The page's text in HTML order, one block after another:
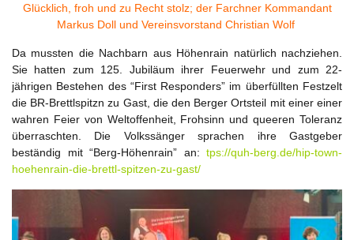
Glücklich, froh und zu Recht stolz; der Farchner Kommandant
Markus Doll und Vereinsvorstand Christian Wolf
Da mussten die Nachbarn aus Höhenrain natürlich nachziehen.
Sie hatten zum 125. Jubiläum ihrer Feuerwehr und zum 22-
jährigen Bestehen des “First Responders” im überfüllten Festzelt
die BR-Brettlspitzn zu Gast, die den Berger Ortsteil mit einer einer
wahren Feier von Weltoffenheit, Frohsinn und queeren Toleranz
überraschten. Die Volkssänger sprachen ihre Gastgeber
beständig mit “Berg-Höhenrain” an: tps://quh-berg.de/hip-town-
hoehenrain-die-brettl-spitzen-zu-gast/